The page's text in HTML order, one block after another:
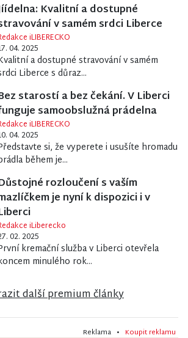
Kvalitní a dostupné
v samém srdci Liberce
iLIBERECKO
04. 2025
a dostupné stravování v samém
Liberce s důraz...
starostí a bez čekání. V Liberci
samoobslužná prádelna
iLIBERECKO
04. 2025
si, že vyperete i usušíte hromadu
během je...
rozloučení s vaším
je nyní k dispozici i v
iLiberecko
02. 2025
kremační služba v Liberci otevřela
minulého rok...
další premium články
Reklama • Koupit reklamu